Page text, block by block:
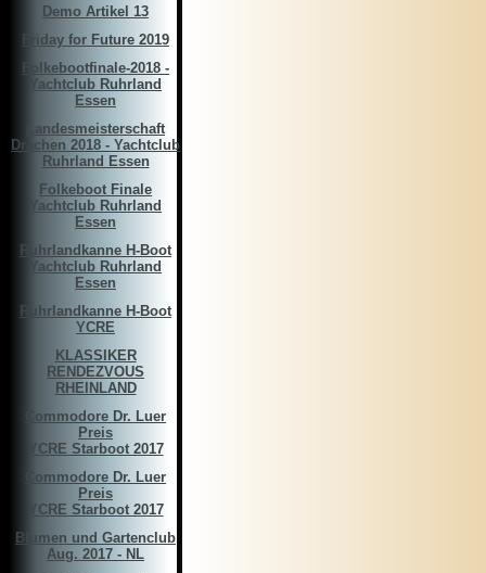
Demo Artikel 13
Friday for Future 2019
Folkebootfinale-2018 -
Yachtclub Ruhrland
Essen
Landesmeisterschaft
Drachen 2018 - Yachtclub
Ruhrland Essen
Folkeboot Finale
Yachtclub Ruhrland
Essen
Ruhrlandkanne H-Boot
Yachtclub Ruhrland
Essen
Ruhrlandkanne H-Boot
YCRE
KLASSIKER
RENDEZVOUS
RHEINLAND
Commodore Dr. Luer
Preis
YCRE Starboot 2017
Commodore Dr. Luer
Preis
YCRE Starboot 2017
Blumen und Gartenclub
Aug. 2017 - NL